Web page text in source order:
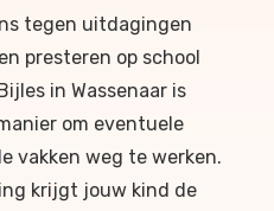
tegen uitdagingen
presteren op school
in Wassenaar is
om eventuele
vakken weg te werken.
krijgt jouw kind de